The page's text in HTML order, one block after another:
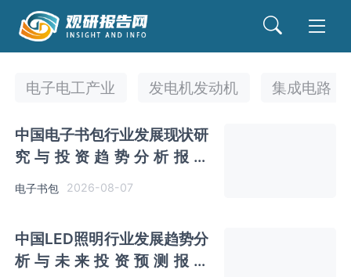
电子电工产业 发电机发动机 集成电路
中国电子书包行业发展现状研
究与投资趋势分析报告
电子书包 2026-08-07
中国LED照明行业发展趋势分
析与未来投资预测报告